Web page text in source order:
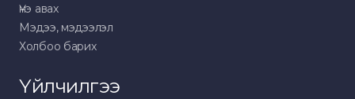
Үнэ авах
Мэдээ, мэдээлэл
Холбоо барих
Үйлчилгээ